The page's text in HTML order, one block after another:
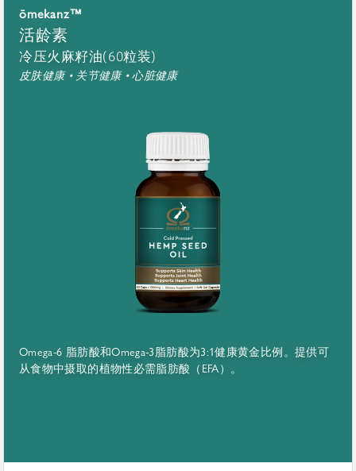
ōmekanz™
活龄素
冷压火麻籽油(60粒装)
皮肤健康 • 关节健康 • 心脏健康
Omega-6 脂肪酸和Omega-3脂肪酸为3:1健康黄金比例。提供可
从食物中摄取的植物性必需脂肪酸（EFA）。